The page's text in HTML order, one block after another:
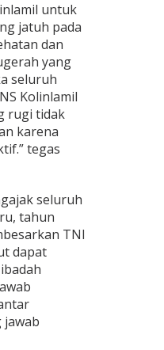
untuk
jatuh pada
dan
yang
seluruh
Kolinlamil
rugi tidak
karena
tegas
seluruh
tahun
TNI
dapat